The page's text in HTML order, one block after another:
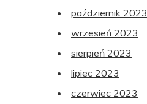
październik 2023
wrzesień 2023
sierpień 2023
lipiec 2023
czerwiec 2023